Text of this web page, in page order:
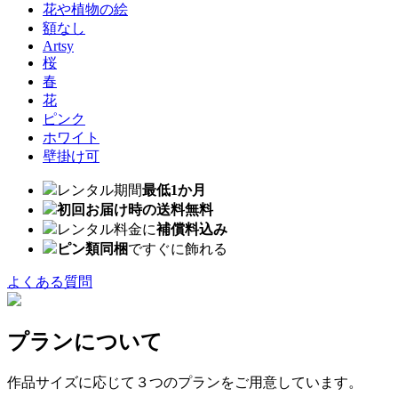
花や植物の絵
額なし
Artsy
桜
春
花
ピンク
ホワイト
壁掛け可
レンタル期間最低1か月
初回お届け時の送料無料
レンタル料金に補償料込み
ピン類同梱ですぐに飾れる
よくある質問
プランについて
作品サイズに応じて３つのプランをご用意しています。